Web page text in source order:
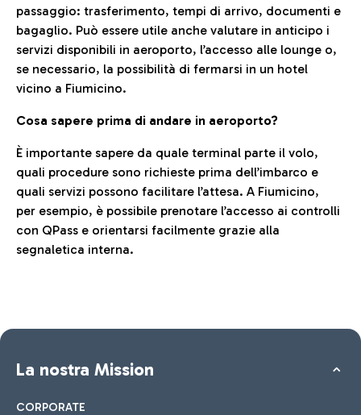
passaggio: trasferimento, tempi di arrivo, documenti e
bagaglio. Può essere utile anche valutare in anticipo i
servizi disponibili in aeroporto, l’accesso alle lounge o,
se necessario, la possibilità di fermarsi in un hotel
vicino a Fiumicino.
Cosa sapere prima di andare in aeroporto?
È importante sapere da quale terminal parte il volo,
quali procedure sono richieste prima dell’imbarco e
quali servizi possono facilitare l’attesa. A Fiumicino,
per esempio, è possibile prenotare l’accesso ai controlli
con QPass e orientarsi facilmente grazie alla
segnaletica interna.
La nostra Mission
CORPORATE